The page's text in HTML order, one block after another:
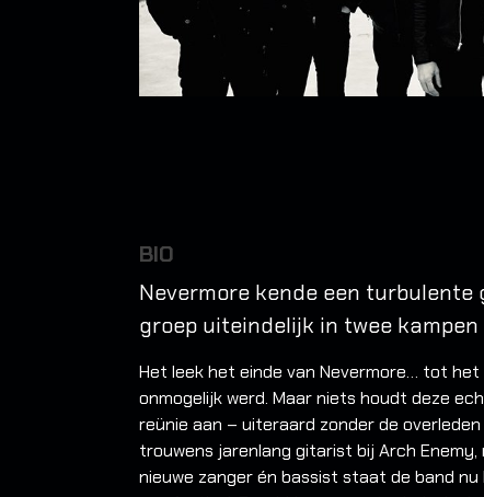
BIO
Nevermore kende een turbulente
groep uiteindelijk in twee kampen
Het leek het einde van Nevermore… tot het
onmogelijk werd. Maar niets houdt deze
reünie aan – uiteraard zonder de
trouwens jarenlang gitarist bij Arch
nieuwe zanger én bassist staat de band